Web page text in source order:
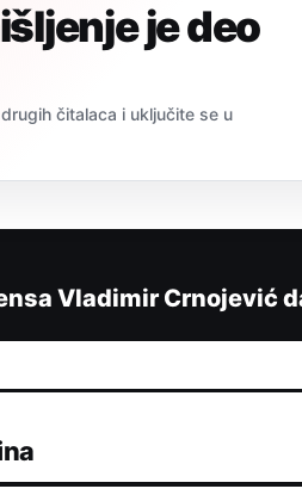
je deo
čitalaca i uključite se u
Vladimir Crnojević